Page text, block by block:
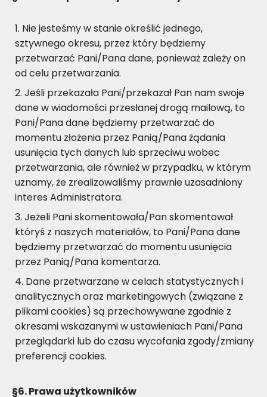
Nie jesteśmy w stanie określić jednego,
sztywnego okresu, przez który będziemy
przetwarzać Pani/Pana dane, ponieważ zależy on
od celu przetwarzania.
Jeśli przekazała Pani/przekazał Pan nam swoje
dane w wiadomości przesłanej drogą mailową, to
Pani/Pana dane będziemy przetwarzać do
momentu złożenia przez Panią/Pana żądania
usunięcia tych danych lub sprzeciwu wobec
przetwarzania, ale również w przypadku, w którym
uznamy, że zrealizowaliśmy prawnie uzasadniony
interes Administratora.
Jeżeli Pani skomentowała/Pan skomentował
któryś z naszych materiałów, to Pani/Pana dane
będziemy przetwarzać do momentu usunięcia
przez Panią/Pana komentarza.
Dane przetwarzane w celach statystycznych i
analitycznych oraz marketingowych (związane z
plikami cookies) są przechowywane zgodnie z
okresami wskazanymi w ustawieniach Pani/Pana
przeglądarki lub do czasu wycofania zgody/zmiany
preferencji cookies.
§6. Prawa użytkowników